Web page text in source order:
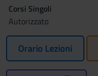
Corsi Singoli
Autorizzato
Orario Lezioni